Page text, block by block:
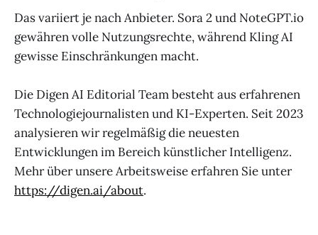
Das variiert je nach Anbieter. Sora 2 und NoteGPT.io
gewähren volle Nutzungsrechte, während Kling AI
gewisse Einschränkungen macht.
Die Digen AI Editorial Team besteht aus erfahrenen
Technologiejournalisten und KI-Experten. Seit 2023
analysieren wir regelmäßig die neuesten
Entwicklungen im Bereich künstlicher Intelligenz.
Mehr über unsere Arbeitsweise erfahren Sie unter
https://digen.ai/about.